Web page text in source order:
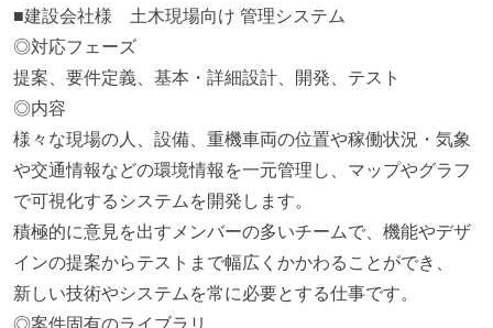
■建設会社様 土木現場向け 管理システム
◎対応フェーズ
提案、要件定義、基本・詳細設計、開発、テスト
◎内容
様々な現場の人、設備、重機車両の位置や稼働状況・気象
や交通情報などの環境情報を一元管理し、マップやグラフ
で可視化するシステムを開発します。
積極的に意見を出すメンバーの多いチームで、機能やデザ
インの提案からテストまで幅広くかかわることができ、
新しい技術やシステムを常に必要とする仕事です。
◎案件固有のライブラリ